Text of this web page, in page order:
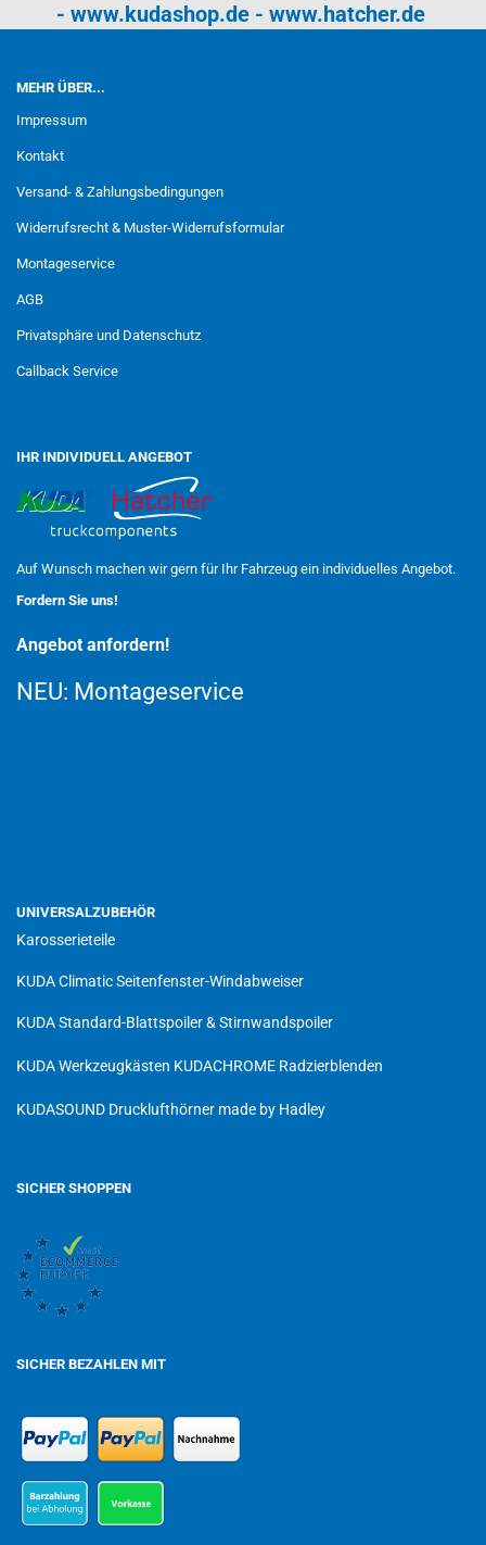
- www.kudashop.de- www.hatcher.de
MEHR ÜBER...
Impressum
Kontakt
Versand- & Zahlungsbedingungen
Widerrufsrecht & Muster-Widerrufsformular
Montageservice
AGB
Privatsphäre und Datenschutz
Callback Service
IHR INDIVIDUELL ANGEBOT
Auf Wunsch machen wir gern für Ihr Fahrzeug ein individuelles Angebot.
Fordern Sie uns!
Angebot anfordern!
NEU: Montageservice
UNIVERSALZUBEHÖR
Karosserieteile
KUDA Climatic Seitenfenster-Windabweiser
KUDA Standard-Blattspoiler & Stirnwandspoiler
KUDA Werkzeugkästen KUDACHROME Radzierblenden
KUDASOUND Drucklufthörner made by Hadley
SICHER SHOPPEN
SICHER BEZAHLEN MIT